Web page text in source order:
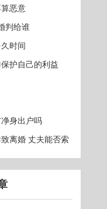
恶意
判给谁
时间
护自己的利益
身出户吗
离婚 丈夫能否索